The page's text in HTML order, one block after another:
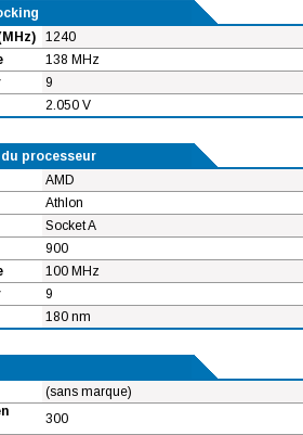
1240
138 MHz
9
2.050 V
processeur
AMD
Athlon
Socket A
900
100 MHz
9
180 nm
(sans marque)
300